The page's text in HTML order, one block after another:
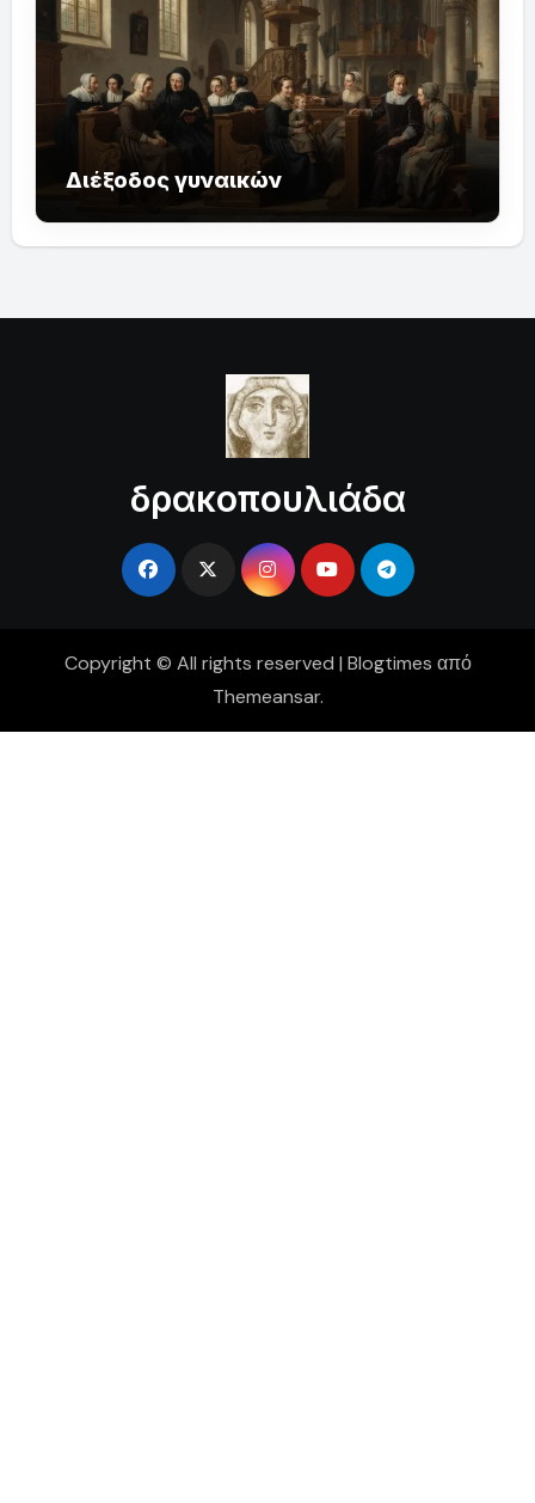
Διέξοδος γυναικών
δρακοπουλιάδα
Copyright © All rights reserved | Blogtimes από
Themeansar.